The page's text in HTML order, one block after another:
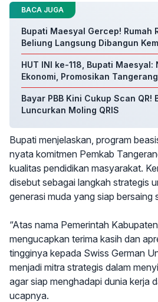
BACA JUGA
Bupati Maesyal Gercep! Rumah
Beliung Langsung Dibangun
HUT INI ke-118, Bupati
Ekonomi, Promosikan Tangerang
Bayar PBB Kini Cukup Scan QR!
Luncurkan Moling QRIS
Bupati menjelaskan, program
nyata komitmen Pemkab
kualitas pendidikan masyarakat.
disebut sebagai langkah strategis
generasi muda yang siap bersaing
“Atas nama Pemerintah
mengucapkan terima kasih dan
tingginya kepada Swiss German
menjadi mitra strategis dalam
agar siap menghadapi dunia kerja
ucapnya.